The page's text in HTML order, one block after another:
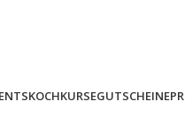
KOCHKURSEGUTSCHEINE